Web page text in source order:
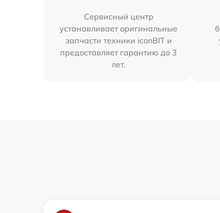
Сервисный центр
устанавливает оригинальные
запчасти техники iconBIT и
предоставляет гарантию до 3
лет.